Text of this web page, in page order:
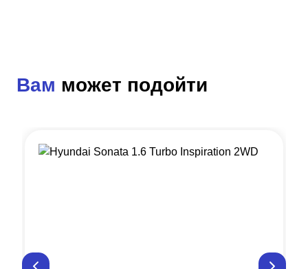
Вам может подойти